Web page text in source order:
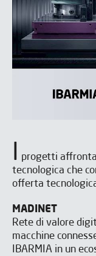
I progetti
tecnologica che
offerta
MADINET
Rete di valore
macchine
IBARMIA in un